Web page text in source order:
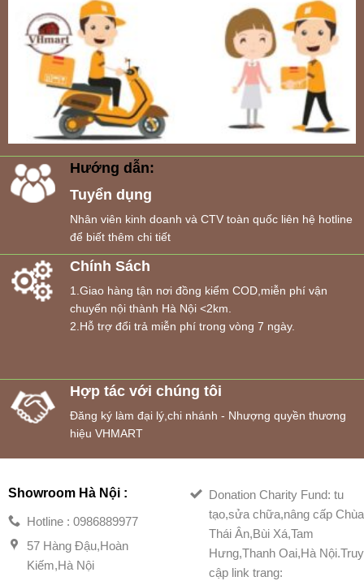
Hướng dẫn:
Tuyển dụng
Nhân viên kinh doanh và CTV toàn quốc liên hệ hotline
để biết thêm chi tiết
Chính Sách
1.Giao hàng tận nơi đồng kiểm COD,miễn phí vận
chuyển nội thành Hà Nội <2km.
2.Hỗ trợ đổi trả miễn phí trong vòng 7 ngày.
Hợp tác với chúng tôi
Đăng ký làm đại lý,chi nhánh - Nhượng quyền thương
hiệu VHMART
Showroom Hà Nội :
Hotline : 0986889977
57 Hàng Đậu,Hoàn
Kiếm,Hà Nội
Donation Charity Fund: tu
tạo,sửa chữa,nâng cấp Chùa
Thái Ân,Bùi Xá,Tam
Hưng,Thanh Oai,Hà Nội.Truy
cập link trang: